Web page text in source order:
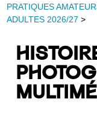
PRATIQUES
ADULTES 2026/27 >